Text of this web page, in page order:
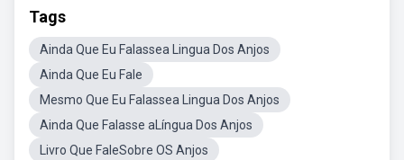
Tags
Ainda Que Eu Falassea Lingua Dos Anjos
Ainda Que Eu Fale
Mesmo Que Eu Falassea Lingua Dos Anjos
Ainda Que Falasse aLíngua Dos Anjos
Livro Que FaleSobre OS Anjos